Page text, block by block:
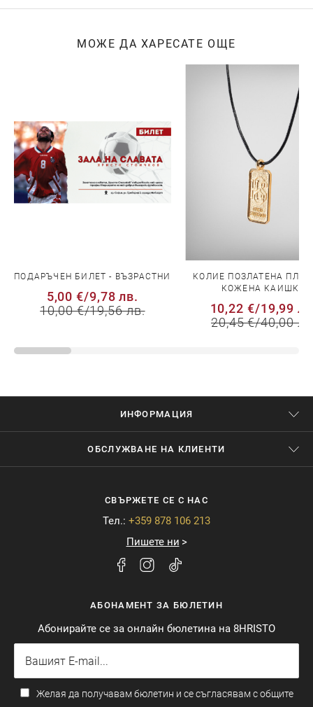
МОЖЕ ДА ХАРЕСАТЕ ОЩЕ
ПОДАРЪЧЕН БИЛЕТ - ВЪЗРАСТНИ
5,00 €/9,78 лв.
10,00 €/19,56 лв.
КОЛИЕ ПОЗЛАТЕНА
КОЖЕНА КАИШКА
10,22 €/19,99
20,45 €/40,00
ИНФОРМАЦИЯ
ОБСЛУЖВАНЕ НА КЛИЕНТИ
СВЪРЖЕТЕ СЕ С НАС
Тел.: +359 878 106 213
Пишете ни
АБОНАМЕНТ ЗА БЮЛЕТИН
Абонирайте се за онлайн бюлетина на 8HRISTO
Желая да получавам бюлетин и се съгласявам с общите